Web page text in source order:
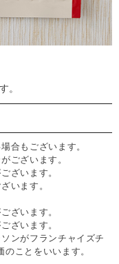
。
合もございます。
ございます。
ざいます。
います。
ざいます。
ざいます。
ンがフランチャイズチ
ことをいいます。